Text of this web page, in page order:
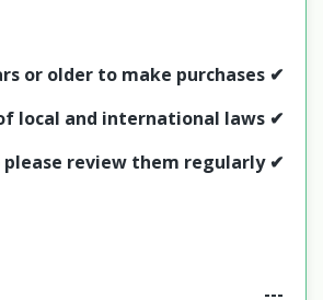
✔ Users must be 18 years or older to make purchases.
✔ The website must not be used for any illegal activities or violations of local and international laws.
✔ These terms may be updated at any time without prior notice, so please review them regularly.
---